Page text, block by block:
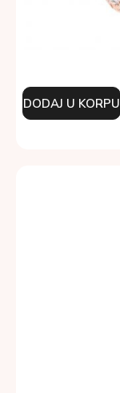
DODAJ U KORPU